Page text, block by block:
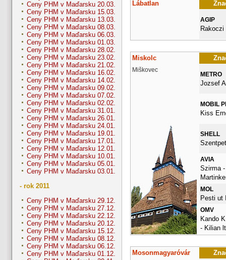
Ceny PHM v Maďarsku 20.03.
Ceny PHM v Maďarsku 15.03.
Ceny PHM v Maďarsku 13.03.
Ceny PHM v Maďarsku 08.03.
Ceny PHM v Maďarsku 06.03.
Ceny PHM v Maďarsku 01.03.
Ceny PHM v Maďarsku 28.02.
Ceny PHM v Maďarsku 23.02.
Ceny PHM v Maďarsku 21.02.
Ceny PHM v Maďarsku 16.02.
Ceny PHM v Maďarsku 14.02.
Ceny PHM v Maďarsku 09.02.
Ceny PHM v Maďarsku 07.02.
Ceny PHM v Maďarsku 02.02.
Ceny PHM v Maďarsku 31.01.
Ceny PHM v Maďarsku 26.01.
Ceny PHM v Maďarsku 24.01.
Ceny PHM v Maďarsku 19.01.
Ceny PHM v Maďarsku 17.01.
Ceny PHM v Maďarsku 12.01.
Ceny PHM v Maďarsku 10.01.
Ceny PHM v Maďarsku 05.01.
Ceny PHM v Maďarsku 03.01.
- rok 2011
Ceny PHM v Maďarsku 29.12.
Ceny PHM v Maďarsku 27.12.
Ceny PHM v Maďarsku 22.12.
Ceny PHM v Maďarsku 20.12.
Ceny PHM v Maďarsku 15.12.
Ceny PHM v Maďarsku 08.12.
Ceny PHM v Maďarsku 06.12.
Ceny PHM v Maďarsku 01.12.
Lábatlan
AGIP
Rakoczi
Miskolc
Miškovec
METRO
Jozsef
MOBIL
Kiss
SHELL
AVIA
Szirma -
MOL
Pesti ut
OMV
Kando
- Kilian
Mosonmagyaróvár